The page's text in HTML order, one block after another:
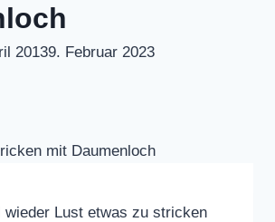
20139. Februar 2023
wieder Lust etwas zu stricken